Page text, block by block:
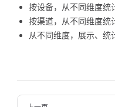
按设备，从不同维度统
按渠道，从不同维度统
从不同维度，展示、统